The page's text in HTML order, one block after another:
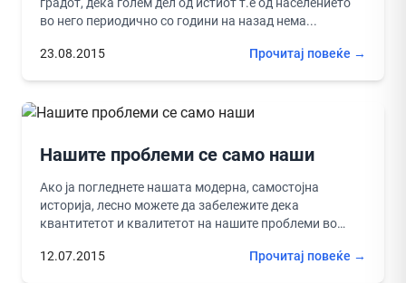
во него периодично со години на назад нема...
23.08.2015 Прочитај повеќе →
Нашите проблеми се само наши
Ако ја погледнете нашата модерна, самостојна
историја, лесно можете да забележите дека
квантитетот и квалитетот на нашите проблеми во
12.07.2015
Прочитај повеќе →